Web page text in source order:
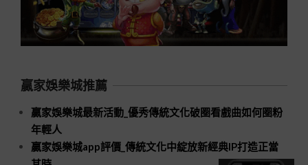
贏家娛樂城推薦
贏家娛樂城最新活動_優秀傳統文化破圈看戲曲如何圈粉
年輕人
贏家娛樂城app評價_傳統文化中綻放新經典IP打造正當